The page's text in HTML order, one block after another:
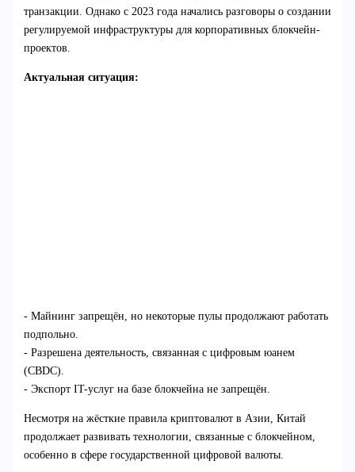
транзакции. Однако с 2023 года начались разговоры о создании
регулируемой инфраструктуры для корпоративных блокчейн-
проектов.
Актуальная ситуация:
- Майнинг запрещён, но некоторые пулы продолжают работать
подпольно.
- Разрешена деятельность, связанная с цифровым юанем
(CBDC).
- Экспорт IT-услуг на базе блокчейна не запрещён.
Несмотря на жёсткие правила криптовалют в Азии, Китай
продолжает развивать технологии, связанные с блокчейном,
особенно в сфере государственной цифровой валюты.